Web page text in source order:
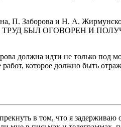
П. Заборова и Н. А.
ОГОВОРЕН И ПОЛУЧИЛ
должна идти не только
которое должно быть
в том, что я